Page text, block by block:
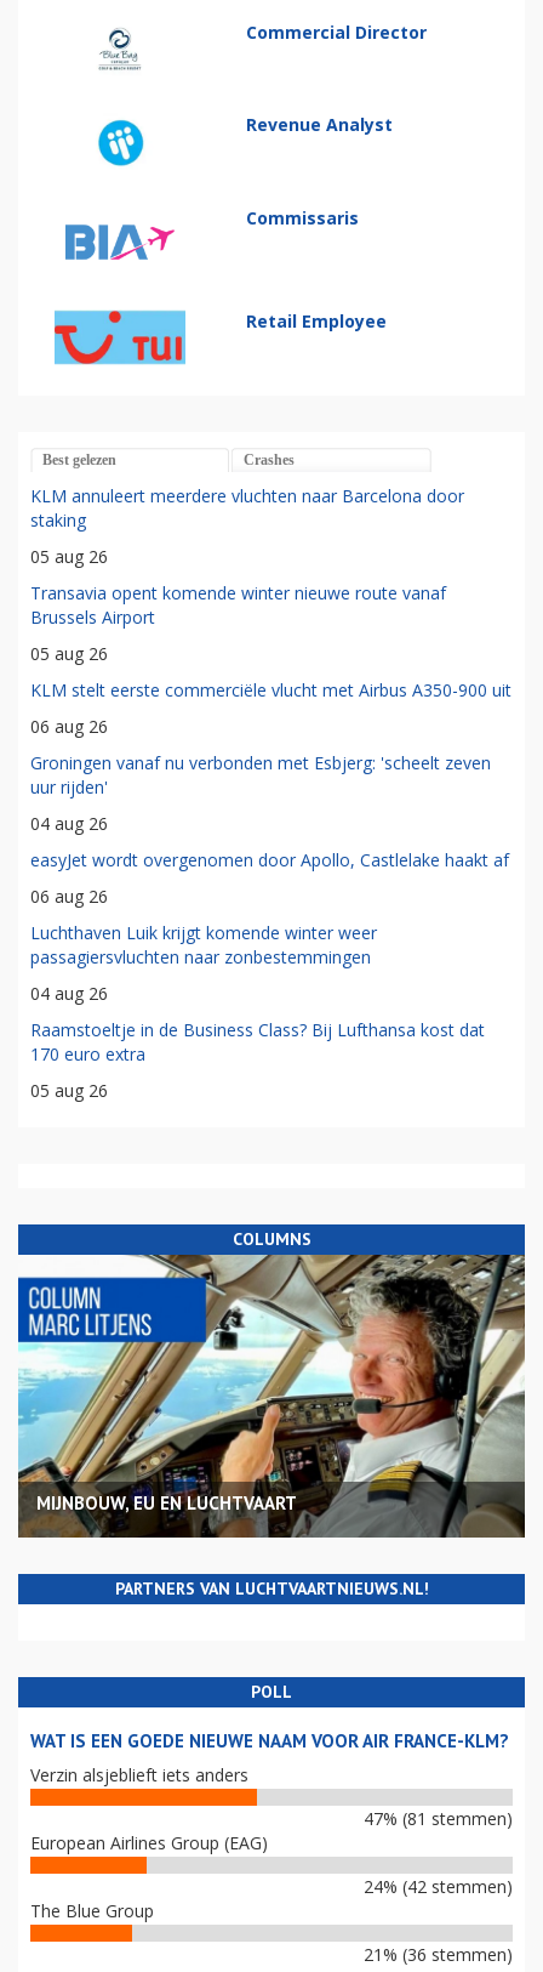
Commercial Director
Revenue Analyst
Commissaris
Retail Employee
Best gelezen Crashes
KLM annuleert meerdere vluchten naar Barcelona door
staking
05 aug 26
Transavia opent komende winter nieuwe route vanaf
Brussels Airport
05 aug 26
KLM stelt eerste commerciële vlucht met Airbus A350-900 uit
06 aug 26
Groningen vanaf nu verbonden met Esbjerg: 'scheelt zeven
uur rijden'
04 aug 26
easyJet wordt overgenomen door Apollo, Castlelake haakt af
06 aug 26
Luchthaven Luik krijgt komende winter weer
passagiersvluchten naar zonbestemmingen
04 aug 26
Raamstoeltje in de Business Class? Bij Lufthansa kost dat
170 euro extra
05 aug 26
COLUMNS
MIJNBOUW, EU EN LUCHTVAART
PARTNERS VAN LUCHTVAARTNIEUWS.NL!
POLL
WAT IS EEN GOEDE NIEUWE NAAM VOOR AIR FRANCE-KLM?
Verzin alsjeblieft iets anders
47% (81 stemmen)
European Airlines Group (EAG)
24% (42 stemmen)
The Blue Group
21% (36 stemmen)